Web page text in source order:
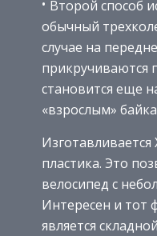
Второй способ
обычный
случае на
прикручиваются
становится еще
«взрослым»
Изготавливается
пластика. Это
велосипед с
Интересен и тот
является